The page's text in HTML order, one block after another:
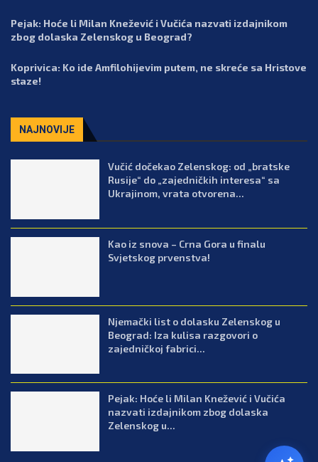
Pejak: Hoće li Milan Knežević i Vučića nazvati izdajnikom
zbog dolaska Zelenskog u Beograd?
Koprivica: Ko ide Amfilohijevim putem, ne skreće sa Hristove
staze!
NAJNOVIJE
Vučić dočekao Zelenskog: od „bratske
Rusije“ do „zajedničkih interesa“ sa
Ukrajinom, vrata otvorena...
Kao iz snova – Crna Gora u finalu
Svjetskog prvenstva!
Njemački list o dolasku Zelenskog u
Beograd: Iza kulisa razgovori o
zajedničkoj fabrici...
Pejak: Hoće li Milan Knežević i Vučića
nazvati izdajnikom zbog dolaska
Zelenskog u...